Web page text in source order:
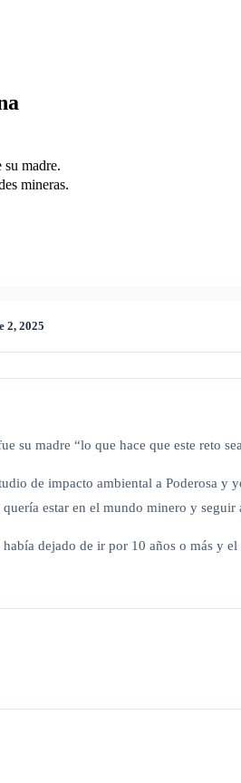
madre.
mineras.
2, 2025
su madre “lo que hace que este reto
de impacto ambiental a Poderosa
estar en el mundo minero y
dejado de ir por 10 años o más